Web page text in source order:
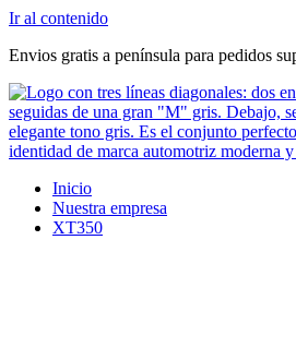
Ir al contenido
Envios gratis a península para pedidos
Inicio
Nuestra empresa
XT350